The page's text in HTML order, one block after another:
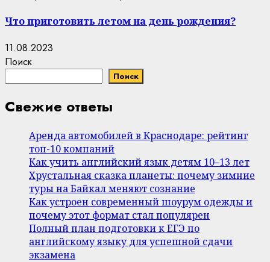
Что приготовить летом на день рождения?
11.08.2023
Поиск
Поиск
Свежие ответы
Аренда автомобилей в Краснодаре: рейтинг
топ-10 компаний
Как учить английский язык детям 10–13 лет
Хрустальная сказка планеты: почему зимние
туры на Байкал меняют сознание
Как устроен современный шоурум одежды и
почему этот формат стал популярен
Полный план подготовки к ЕГЭ по
английскому языку для успешной сдачи
экзамена